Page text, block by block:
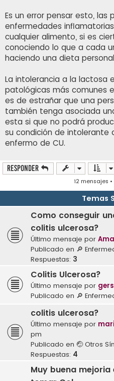
Es un error pensar esto, las
enfermedades
cualquier alimento, si es
conociendo lo que a cada
haciendo una dieta
La intolerancia a la lactosa
patológicas más comunes
es de estrañar que una
también tenga asociada
esta si que no podrá
su condición de intolerante
enfermo de CU.
Responder
12 mensajes
Temas
Como conseguir
colitis ulcerosa?
Último mensaje por
Publicado en 🔎
Respuestas: 3
Colitis Ulcerosa?
Último mensaje por
Publicado en 🔎
colitis ulcerosa?
Último mensaje por
pm
Publicado en 🤕 Otros
Respuestas: 4
Muy buena